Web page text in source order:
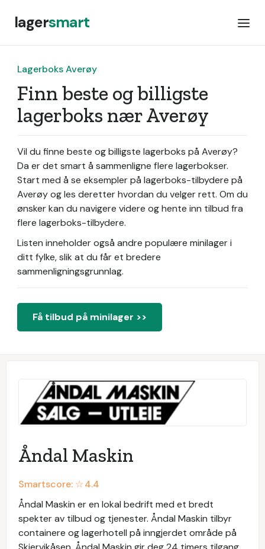
lagersmart
Lagerboks Averøy
Finn beste og billigste
lagerboks nær Averøy
Vil du finne beste og billigste lagerboks på Averøy?
Da er det smart å sammenligne flere lagerbokser.
Start med å se eksempler på lagerboks-tilbydere på
Averøy og les deretter hvordan du velger rett. Om du
ønsker kan du navigere videre og hente inn tilbud fra
flere lagerboks-tilbydere.
Listen inneholder også andre populære minilager i
ditt fylke, slik at du får et bredere
sammenligningsgrunnlag.
Få tilbud på minilager >>
Åndal Maskin
Smartscore: ☆4.4
Åndal Maskin er en lokal bedrift med et bredt
spekter av tilbud og tjenester. Åndal Maskin tilbyr
containere og lagerhotell på inngjerdet område på